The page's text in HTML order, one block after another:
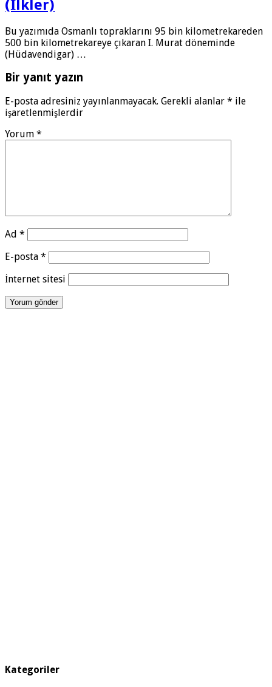
(İlkler)
Bu yazımıda Osmanlı topraklarını 95 bin kilometrekareden
500 bin kilometrekareye çıkaran I. Murat döneminde
(Hüdavendigar) …
Bir yanıt yazın
E-posta adresiniz yayınlanmayacak. Gerekli alanlar * ile
işaretlenmişlerdir
Yorum *
Ad *
E-posta *
İnternet sitesi
Kategoriler